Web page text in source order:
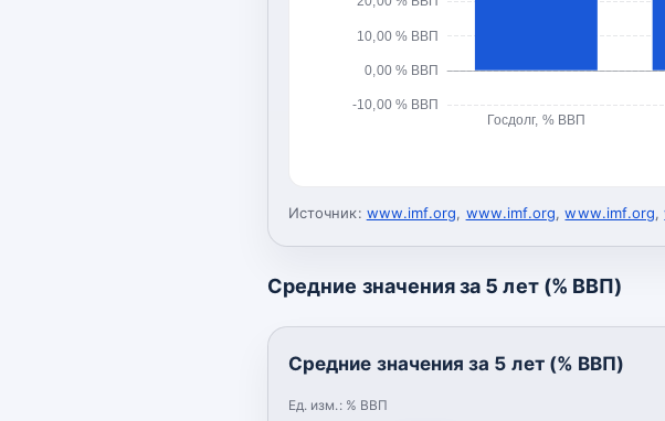
-10,00 % ВВП
0,00 % ВВП
10,00 % ВВП
Госдолг, % ВВП
Источник: www.imf.org, www.imf.org,www.imf.org,
Средние значения за 5 лет (% ВВП)
Средние значения за 5 лет (% ВВП)
Ед. изм.: % ВВП